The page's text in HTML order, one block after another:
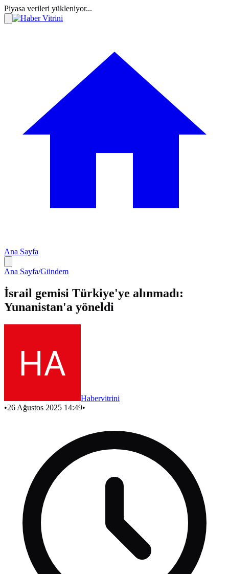
Piyasa verileri yükleniyor...
Ana Sayfa
Ana Sayfa/Gündem
İsrail gemisi Türkiye'ye alınmadı:
Yunanistan'a yöneldi
Habervitrini
•26 Ağustos 2025 14:49•